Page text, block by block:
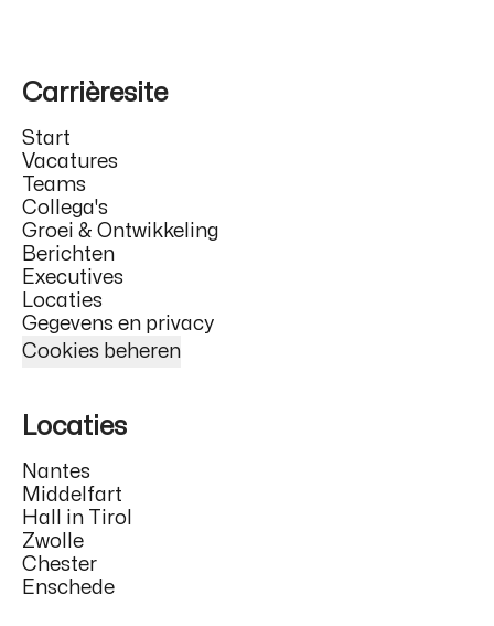
Carrièresite
Start
Vacatures
Teams
Collega's
Groei & Ontwikkeling
Berichten
Executives
Locaties
Gegevens en privacy
Cookies beheren
Locaties
Nantes
Middelfart
Hall in Tirol
Zwolle
Chester
Enschede